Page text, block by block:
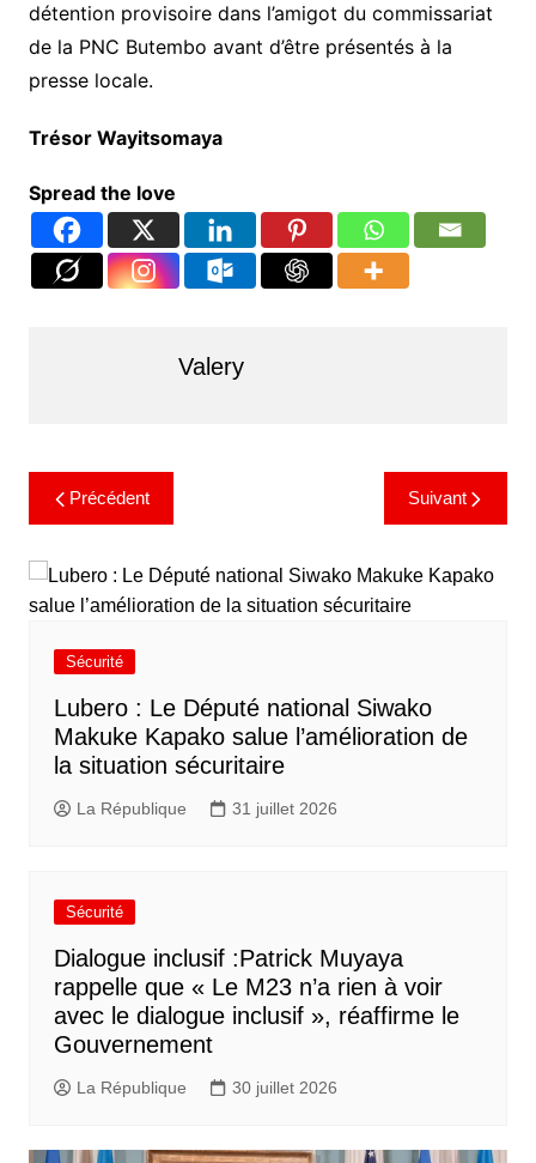
détention provisoire dans l’amigot du commissariat
de la PNC Butembo avant d’être présentés à la
presse locale.
Trésor Wayitsomaya
Spread the love
Valery
Précédent Suivant
Sécurité
Lubero : Le Député national Siwako
Makuke Kapako salue l’amélioration de
la situation sécuritaire
La République 31 juillet 2026
Sécurité
Dialogue inclusif :Patrick Muyaya
rappelle que « Le M23 n’a rien à voir
avec le dialogue inclusif », réaffirme le
Gouvernement
La République 30 juillet 2026